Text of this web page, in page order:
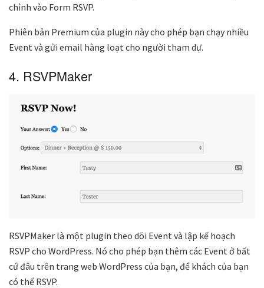
chỉnh vào Form RSVP.
Phiên bản Premium của plugin này cho phép bạn chạy nhiều
Event và gửi email hàng loạt cho người tham dự.
4. RSVPMaker
RSVPMaker là một plugin theo dõi Event và lập kế hoạch
RSVP cho WordPress. Nó cho phép bạn thêm các Event ở bất
cứ đâu trên trang web WordPress của bạn, để khách của bạn
có thể RSVP.